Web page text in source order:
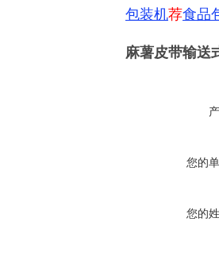
包装机荐食品
麻薯皮带输送
您的
您的